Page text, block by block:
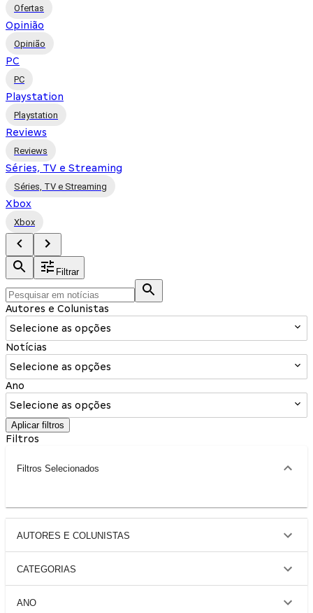
Ofertas
Opinião
Opinião
PC
PC
Playstation
Playstation
Reviews
Reviews
Séries, TV e Streaming
Séries, TV e Streaming
Xbox
Xbox
Filtrar
Autores e Colunistas
Selecione as opções
Notícias
Selecione as opções
Ano
Selecione as opções
Aplicar filtros
Filtros
Filtros Selecionados
AUTORES E COLUNISTAS
CATEGORIAS
ANO